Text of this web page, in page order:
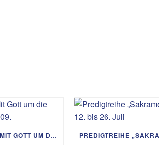
PREDIGTREIHE „MIT GOTT UM DIE WELT“ 02.08. – 06.09.